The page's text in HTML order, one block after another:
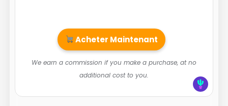
Acheter Maintenant
We earn a commission if you make a purchase, at no
additional cost to you.